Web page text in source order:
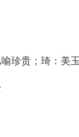
珍贵；琦：美